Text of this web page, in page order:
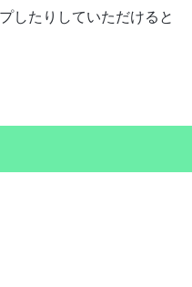
したりしていただけると